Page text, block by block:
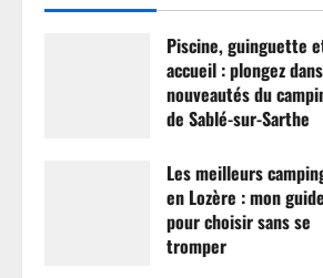
Piscine, guinguette
accueil : plongez
nouveautés du
de Sablé-sur-Sarthe
Les meilleurs
en Lozère : mon guide
pour choisir sans se
tromper